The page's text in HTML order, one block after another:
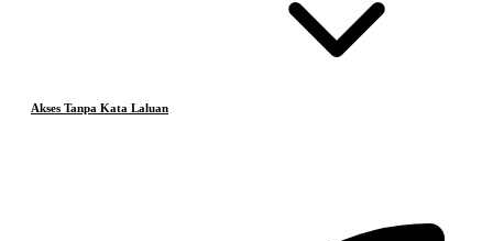
Akses Tanpa Kata Laluan